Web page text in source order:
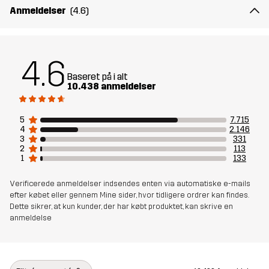
Materiale 2 88% Polyamid, 12% Elastan
Mesh 100% Polyester
Vægt
Designet til ALLROUND VANDRING
Anmeldelser (4.6)
4.6 Baseret på i alt
10.438 anmeldelser
5
7.715
4
2.146
3
331
2
113
1
133
Verificerede anmeldelser indsendes enten via automatiske e-mails
efter købet eller gennem Mine sider, hvor tidligere ordrer kan findes.
Dette sikrer, at kun kunder, der har købt produktet, kan skrive en
anmeldelse